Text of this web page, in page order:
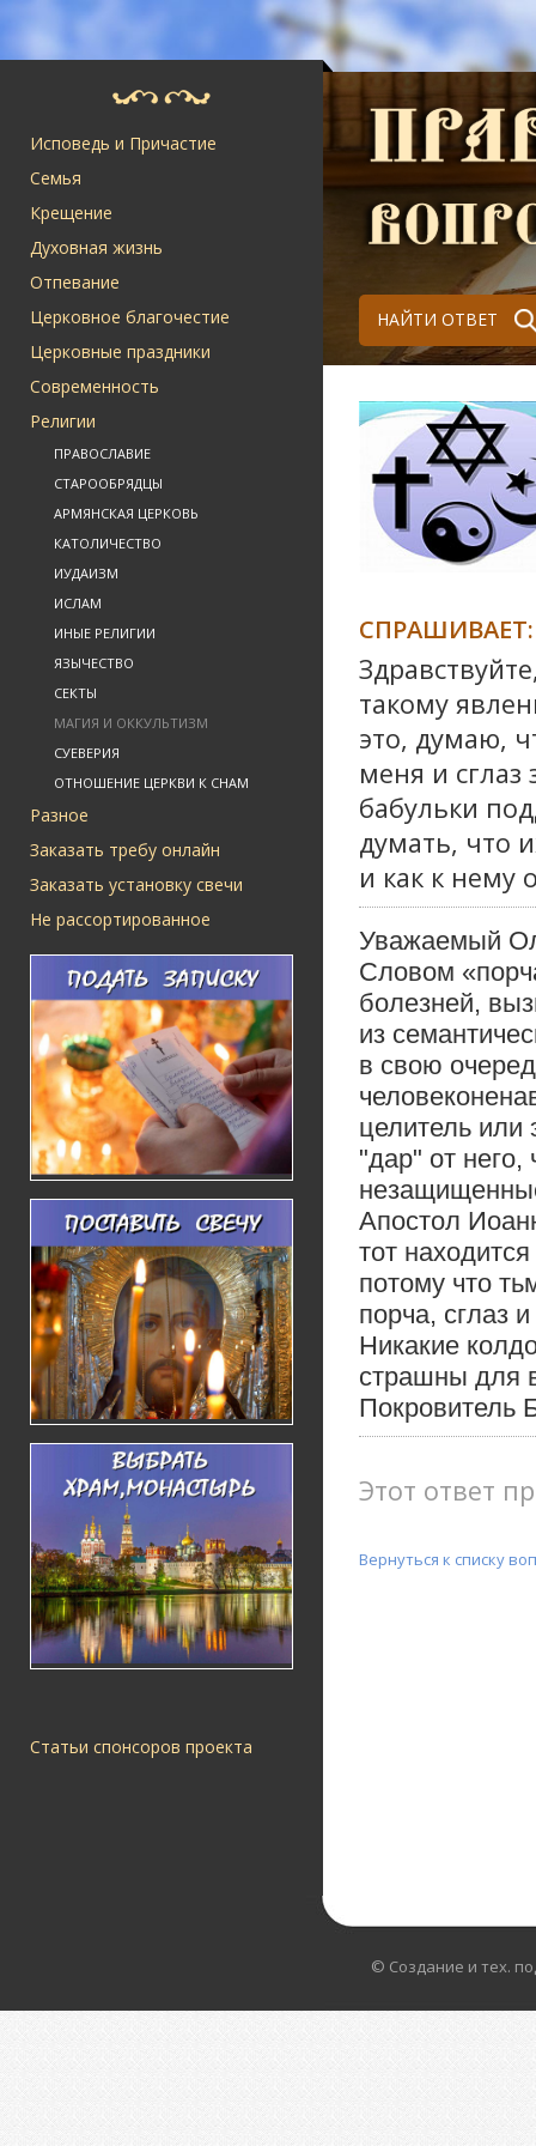
Исповедь и Причастие
Семья
Крещение
Духовная жизнь
Отпевание
Церковное благочестие
Церковные праздники
Современность
Религии
ПРАВОСЛАВИЕ
СТАРООБРЯДЦЫ
АРМЯНСКАЯ ЦЕРКОВЬ
КАТОЛИЧЕСТВО
ИУДАИЗМ
ИСЛАМ
ИНЫЕ РЕЛИГИИ
ЯЗЫЧЕСТВО
СЕКТЫ
МАГИЯ И ОККУЛЬТИЗМ
СУЕВЕРИЯ
ОТНОШЕНИЕ ЦЕРКВИ К СНАМ
Разное
Заказать требу онлайн
Заказать установку свечи
Не рассортированное
Статьи спонсоров проекта
НАЙТИ ОТВЕТ
СПРАШИВАЕТ:
такому
это, думаю,
меня и
бабульки
думать, что
и как к нему
Уважаемый
Словом
болезней,
из
в свою
целитель или
"дар" от него,
Апостол
тот
потому что
порча, сглаз
Никакие
страшны для
Покровитель
Этот ответ
Вернуться к списку
© Создание и тех.